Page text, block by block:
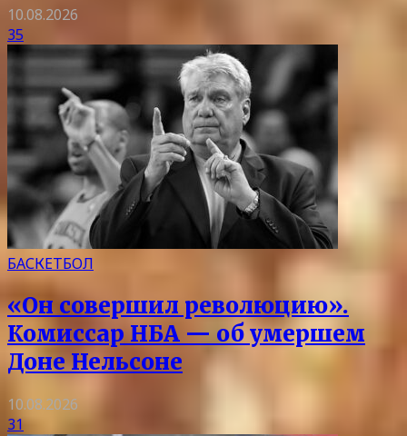
10.08.2026
35
БАСКЕТБОЛ
«Он совершил революцию».
Комиссар НБА — об умершем
Доне Нельсоне
10.08.2026
31